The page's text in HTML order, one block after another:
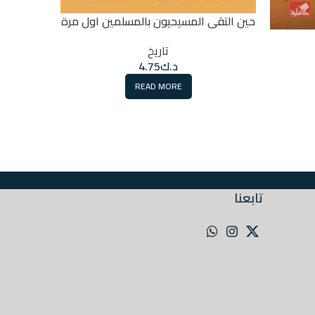
حين التقى المسيحيون بالمسلمين اول مرة
تاريخ
د.ك4.75
READ MORE
تابعنا